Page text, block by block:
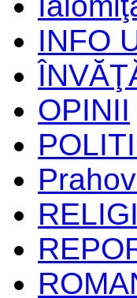
INFO
OPINII